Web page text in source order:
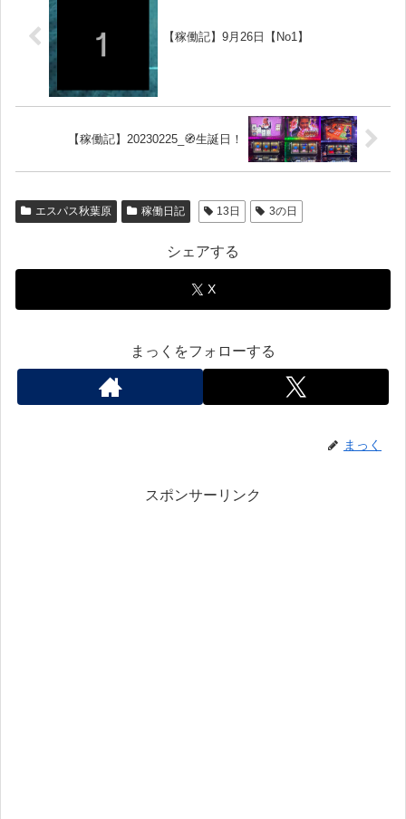
【稼働記】9月26日【No1】
【稼働記】20230225_🧭生誕日！
エスパス秋葉原 稼働日記 13日 3の日
シェアする
X
まっくをフォローする
まっく
スポンサーリンク